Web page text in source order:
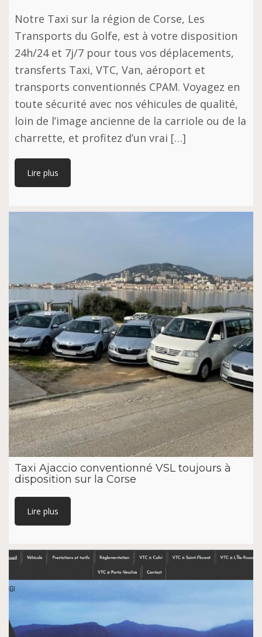
Notre Taxi sur la région de Corse, Les
Transports du Golfe, est à votre disposition
24h/24 et 7j/7 pour tous vos déplacements,
transferts Taxi, VTC, Van, aéroport et
transports conventionnés CPAM. Voyagez en
toute sécurité avec nos véhicules de qualité,
loin de l’image ancienne de la carriole ou de la
charrette, et profitez d’un vrai […]
Lire plus
Taxi Ajaccio conventionné VSL toujours à
disposition sur la Corse
Lire plus